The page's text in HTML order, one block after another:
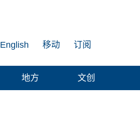
订阅
移动
English
地方 文创